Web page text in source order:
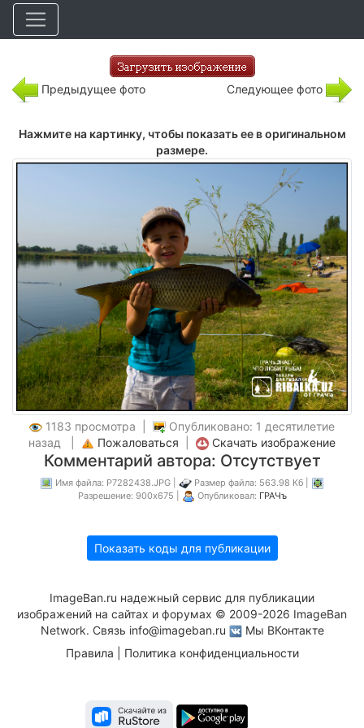
Предыдущее фото Следующее фото
Нажмите на картинку, чтобы показать ее в оригинальном
размере.
1183 просмотра |
Опубликовано: 1 десятилетие
назад |
Пожаловаться Скачать изображение
Комментарий автора: Отсутствует
Имя файла: P7282438.JPG |
Размер файла: 563.98 Кб |
Разрешение: 900x675 |
Опубликовал: ГРАЧъ
Показать коды для публикации
ImageBan.ru надежный сервис для публикации
изображений на сайтах и форумах © 2009-2026 ImageBan
Network. Связь info@imageban.ru
Мы ВКонтакте
Правила
Политика конфиденциальности